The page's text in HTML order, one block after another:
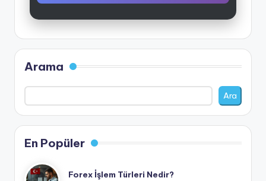
Arama
Ara
En Popüler
Forex İşlem Türleri Nedir?